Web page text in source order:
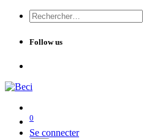
Follow us
0
Se connecter